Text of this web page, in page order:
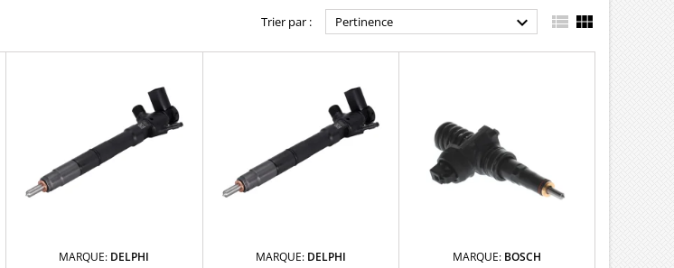
Trier par : Pertinence   
MARQUE: DELPHI MARQUE: DELPHI MARQUE: BOSCH